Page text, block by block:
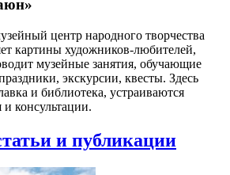
центр народного творчества
картины художников-любителей,
музейные занятия, обучающие
экскурсии, квесты. Здесь
и библиотека, устраиваются
консультации.
и публикации